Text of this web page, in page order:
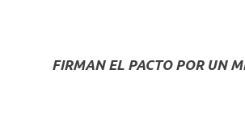
FIRMAN EL PACTO POR UN